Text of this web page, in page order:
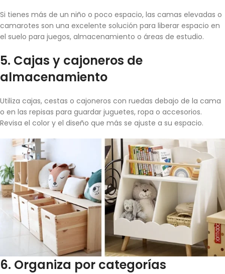
Si tienes más de un niño o poco espacio, las camas elevadas o
camarotes son una excelente solución para liberar espacio en
el suelo para juegos, almacenamiento o áreas de estudio.
5. Cajas y cajoneros de
almacenamiento
Utiliza cajas, cestas o cajoneros con ruedas debajo de la cama
o en las repisas para guardar juguetes, ropa o accesorios.
Revisa el color y el diseño que más se ajuste a su espacio.
6. Organiza por categorías